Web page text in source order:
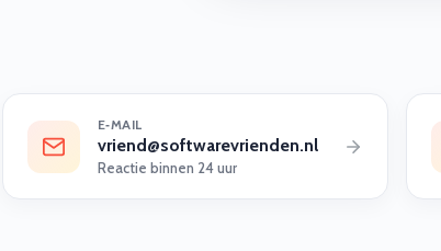
E‑MAIL
vriend@softwarevrienden.nl
Reactie binnen 24 uur